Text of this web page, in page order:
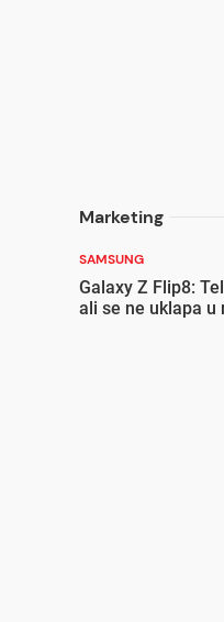
Marketing
SAMSUNG
Galaxy Z Flip8:
ali se ne uklapa u